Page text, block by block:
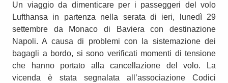
Un viaggio da dimenticare per i passeggeri del volo
Lufthansa in partenza nella serata di ieri, lunedì 29
settembre da Monaco di Baviera con destinazione
Napoli. A causa di problemi con la sistemazione dei
bagagli a bordo, si sono verificati momenti di tensione
che hanno portato alla cancellazione del volo. La
vicenda è stata segnalata all’associazione Codici